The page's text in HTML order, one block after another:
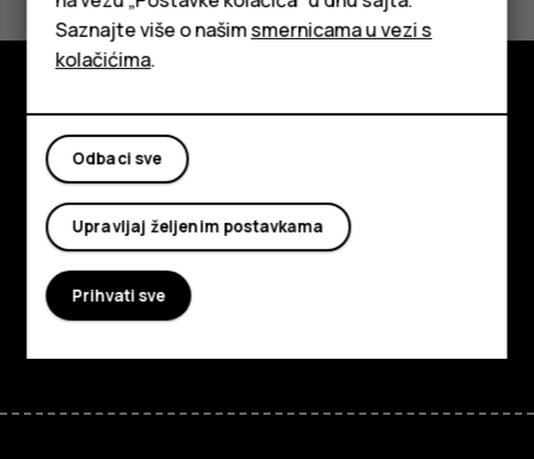
Klasični telefoni
Tableti
Da Ne
Istražite
O kompaniji
Planet and people
Podrška
FacebookInstagram
Tiktok
Saznajte više o našimsmernicama u vezi s
kolačićima.
Odbaci sve
Upravljaj željenim postavkama
Prihvati sve